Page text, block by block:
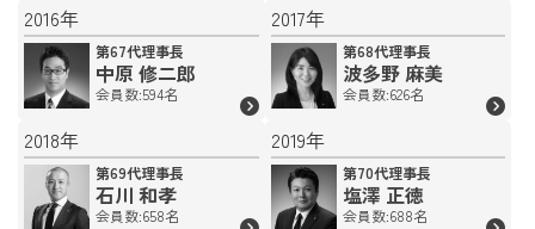
2016年
第67代理事長
中原 修二郎
会員数:594名
2017年
第68代理事長
波多野 麻美
会員数:626名
2018年
第69代理事長
石川 和孝
会員数:658名
2019年
第70代理事長
塩澤 正徳
会員数:688名